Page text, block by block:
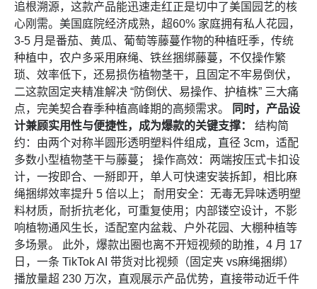
追根溯源，这款产品能迅速走红正是切中了美国园艺的核
心刚需。美国庭院经济成熟，超60% 家庭拥有私人花园，
3-5 月是番茄、黄瓜、葡萄等藤蔓作物的种植旺季，传统
种植中，农户多采用麻绳、铁丝捆绑藤蔓，不仅操作繁
琐、效率低下，还易损伤植物茎干，且固定不牢易倒伏，
二这款固定夹精准解决 “防倒伏、易操作、护植株” 三大痛
点，完美契合春季种植高峰期的高频需求。
同时，产品设
计兼顾实用性与便捷性，成为爆款的关键支撑：
结构简
约：由两个对称半圆形透明塑料件组成，直径 3cm，适配
多数小型植物茎干与藤蔓； 操作高效：两端按压式卡扣设
计，一按即合、一掰即开，单人可快速安装拆卸，相比麻
绳捆绑效率提升 5 倍以上； 耐用安全：无毒无异味透明塑
料材质，耐折抗老化，可重复使用；内部镂空设计，不影
响植物通风生长，适配室内盆栽、户外花园、大棚种植等
多场景。 此外，爆款出圈也离不开短视频的助推，4 月 17
日，一条 TikTok AI 带货对比视频（固定夹 vs麻绳捆绑）
播放量超 230 万次，直观展示产品优势，直接带动近千件